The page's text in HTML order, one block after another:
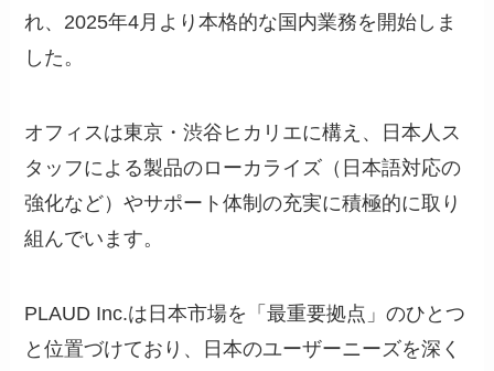
れ、2025年4月より本格的な国内業務を開始しま
した。
オフィスは東京・渋谷ヒカリエに構え、日本人ス
タッフによる製品のローカライズ（日本語対応の
強化など）やサポート体制の充実に積極的に取り
組んでいます。
PLAUD Inc.は日本市場を「最重要拠点」のひとつ
と位置づけており、日本のユーザーニーズを深く